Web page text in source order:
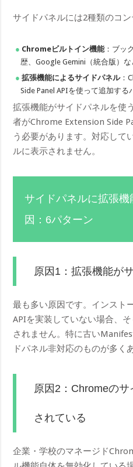
サイドパネルには2種類のコン
Chromeビルトイン機能 ：ブッ
歴、Google Gemini（統合版）な
拡張機能によるサイドパネル：
Side Panel APIを使って追加する
拡張機能がサイドパネルを使
者がChrome Extension Side
う必要があります。対応して
ルに表示されません。
サイドパネルに拡張
因：6パターン
原因1：拡張機能が
最も多い原因です。インスト
APIを実装していない場合、
されません。特に古い
ドパネル非対応のものが多く
原因2：Chromeの
されている
企業・学校のマネージド